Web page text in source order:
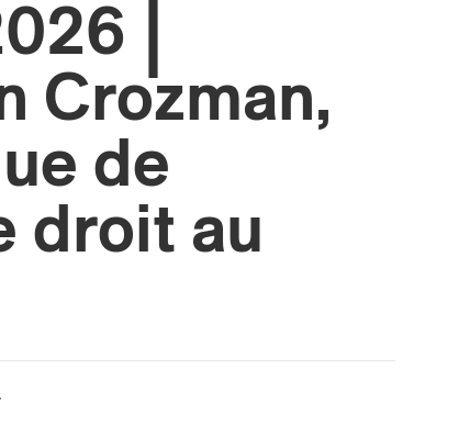
|
Crozman,
de
droit au